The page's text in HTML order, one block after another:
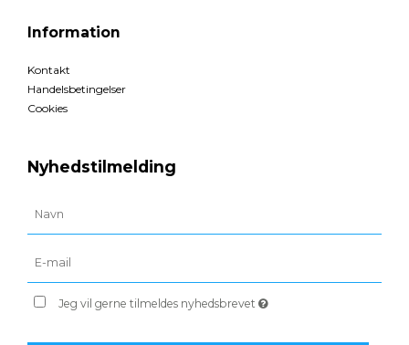
Information
Kontakt
Handelsbetingelser
Cookies
Nyhedstilmelding
Jeg vil gerne tilmeldes nyhedsbrevet